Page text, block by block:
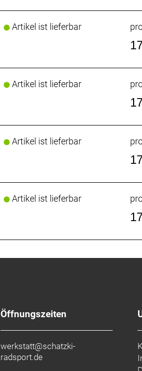
Artikel ist lieferbar
Artikel ist lieferbar
Artikel ist lieferbar
Artikel ist lieferbar
Öffnungszeiten
werkstatt@schatzki-
radsport.de